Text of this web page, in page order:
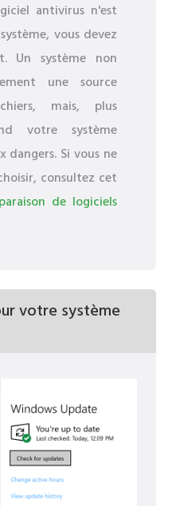
antivirus n'est
vous devez
Un système non
une source
mais, plus
votre système
dangers. Si vous ne
consultez cet
de logiciels
votre système